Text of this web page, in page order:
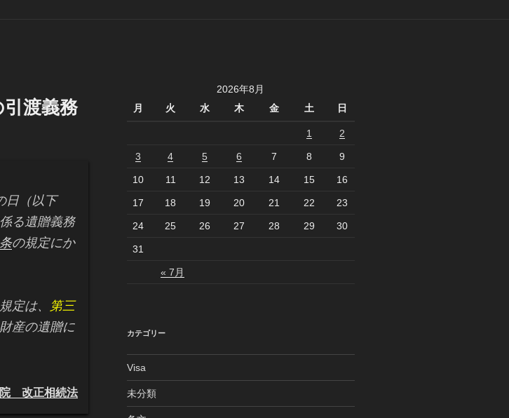
渡義務
日（以下
る遺贈義務
の規定にか
定は、
第三
産の遺贈に
改正相続法
2026年8月
月
火 水 木 金 土 日
« 7月
1 2
3 4 5 6 7 8 9
10 11 12 13 14 15 16
17 18 19 20 21 22 23
24 25 26 27 28 29 30
31
カテゴリー
Visa
未分類